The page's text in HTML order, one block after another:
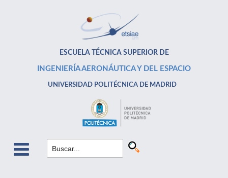
ESCUELA TÉCNICA SUPERIOR DE
INGENIERÍA AERONÁUTICA Y DEL ESPACIO
UNIVERSIDAD POLITÉCNICA DE MADRID